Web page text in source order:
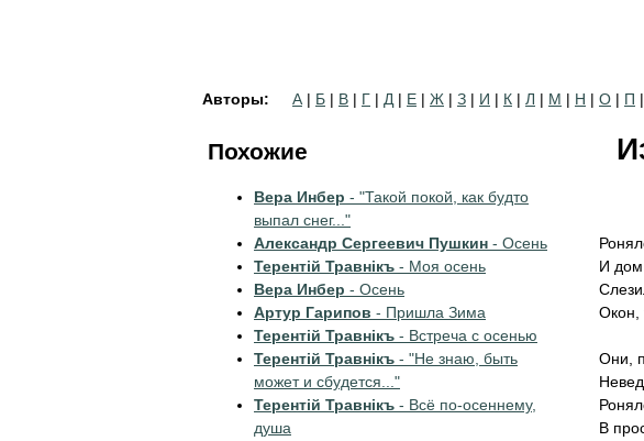
Авторы: А | Б | В | Г | Д | Е | Ж | З | И | К | Л | М | Н | О | П |
И
Окон,
Они,
В
Похожие
Вера Инбер - "Такой покой, как будто
выпал снег..."
Александр Сергеевич Пушкин - Осень
Терентiй Травнiкъ - Моя осень
Вера Инбер - Осень
Артур Гарипов - Пришла Зима
Терентiй Травнiкъ - Встреча с осенью
Терентiй Травнiкъ - "Не знаю, быть
может и сбудется..."
Терентiй Травнiкъ - Всё по-осеннему,
душа